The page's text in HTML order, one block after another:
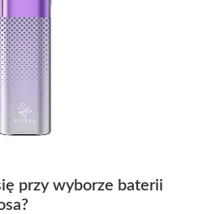
przy wyborze baterii